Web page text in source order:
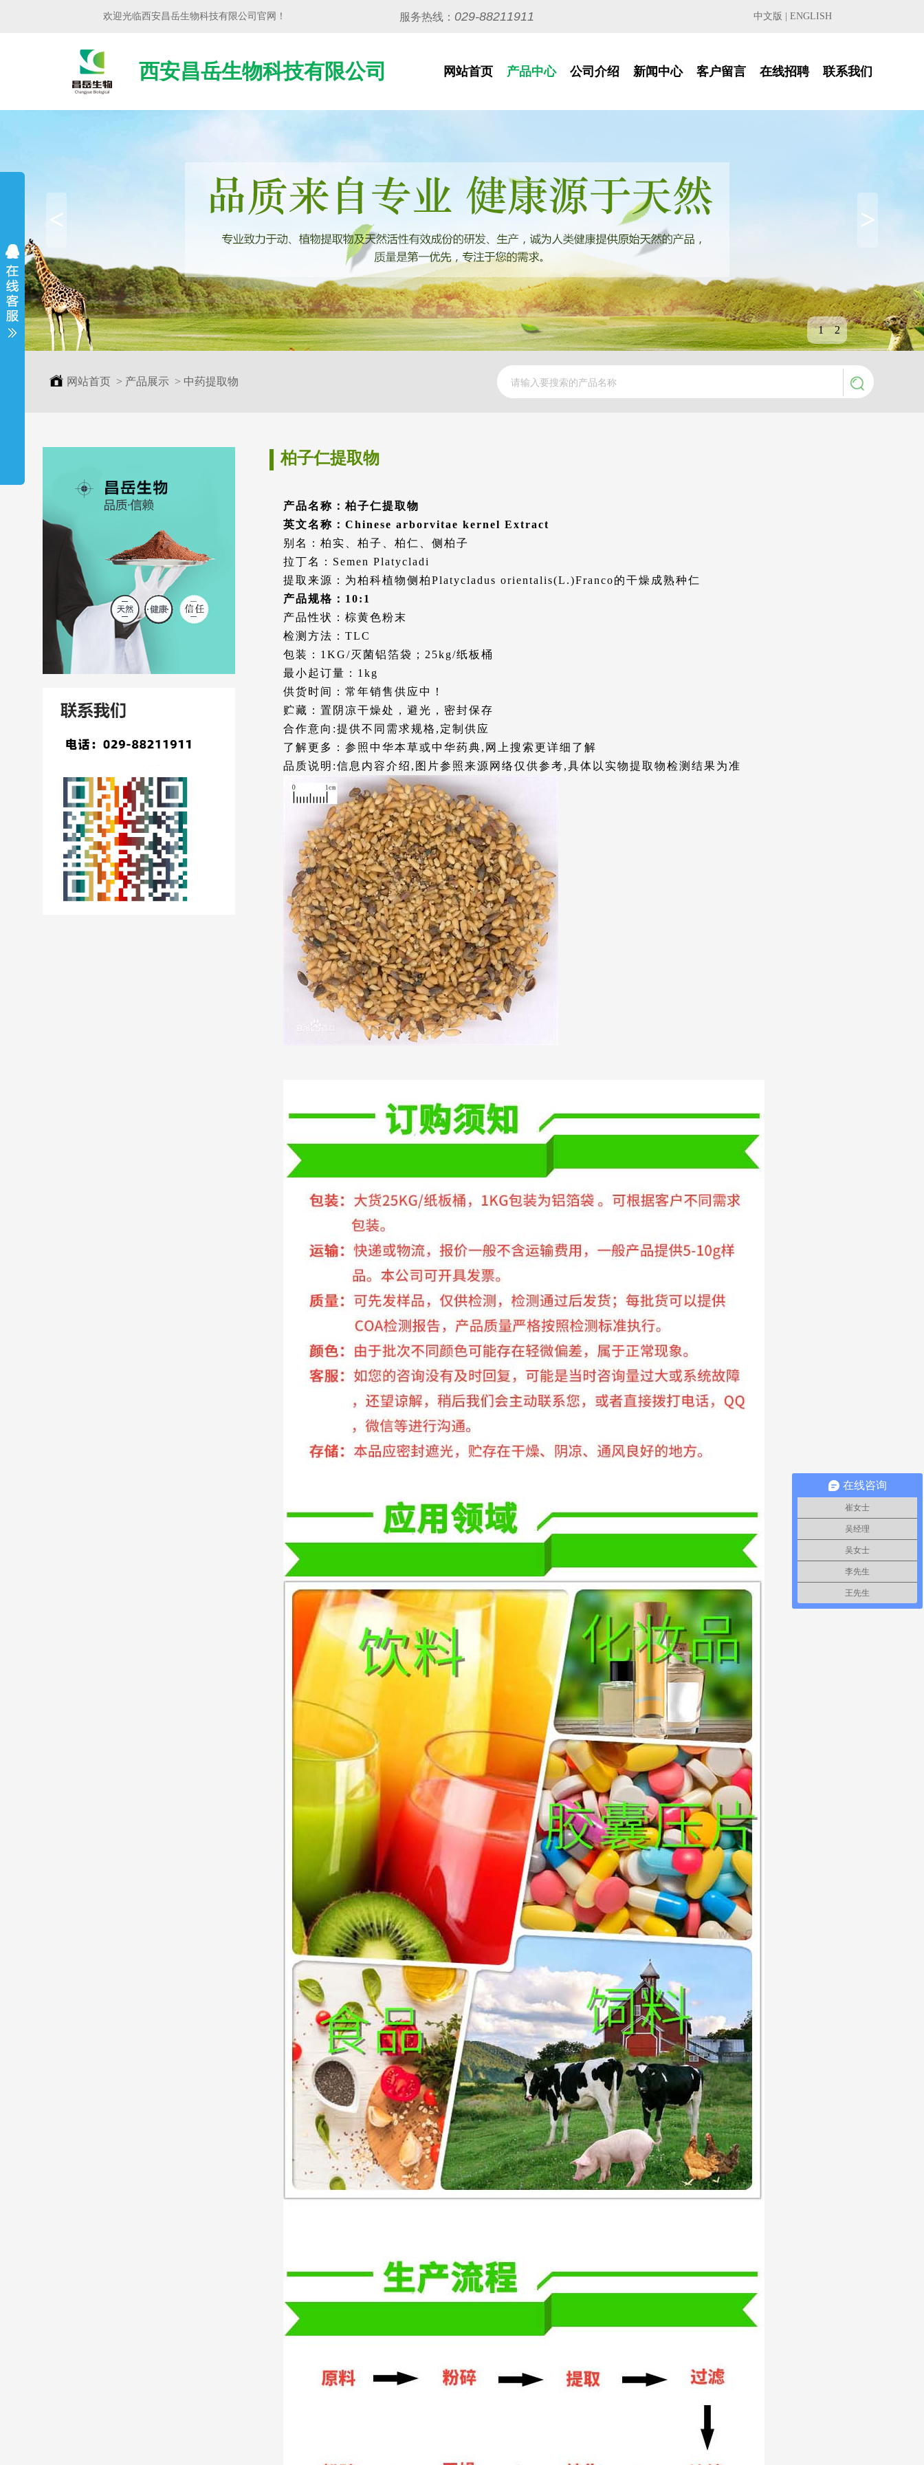
欢迎光临西安昌岳生物科技有限公司 官网！ 服务热线：029-88211911 中文版 ENGLISH
西安昌岳生物科技有限公司 网站首页 产品中心 公司介绍 新闻中心 客户留言 在线招聘 联系我们
< >
1 2
网站首页 > 产品展示 > 中药提取物
柏子仁提取物
产品名称：柏子仁提取物
英文名称：Chinese arborvitae kernel Extract
别名：柏实、柏子、柏仁、侧柏子
拉丁名：Semen Platycladi
提取来源：为柏科植物侧柏Platycladus orientalis(L.)Franco的干燥成熟种仁
产品规格：10:1
产品性状：棕黄色粉末
检测方法：TLC
包装：1KG/灭菌铝箔袋；25kg/纸板桶
最小起订量：1kg
供货时间：常年销售供应中！
贮藏：置阴凉干燥处，避光，密封保存
合作意向:提供不同需求规格,定制供应
了解更多：参照中华本草或中华药典,网上搜索更详细了解
品质说明:信息内容介绍,图片参照来源网络仅供参考,具体以实物提取物检测结果为准
在线咨询
崔女士
吴经理
吴女士
李先生
王先生